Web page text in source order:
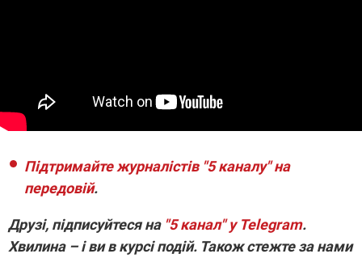
Підтримайте журналістів "5 каналу" на
передовій.
Друзі, підписуйтеся на "5 канал" у Telegram.
Хвилина – і ви в курсі подій. Також стежте за нами